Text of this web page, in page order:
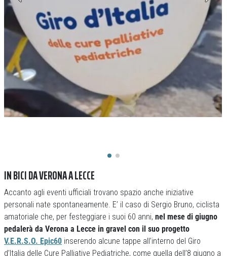
IN BICI DA VERONA A LECCE
Accanto agli eventi ufficiali trovano spazio anche iniziative
personali nate spontaneamente. E’ il caso di Sergio Bruno, ciclista
amatoriale che, per festeggiare i suoi 60 anni, nel mese di giugno
pedalerà da Verona a Lecce in gravel con il suo progetto
V.E.R.S.O. Epic60 inserendo alcune tappe all’interno del Giro
d’Italia delle Cure Palliative Pediatriche, come quella dell’8 giugno a